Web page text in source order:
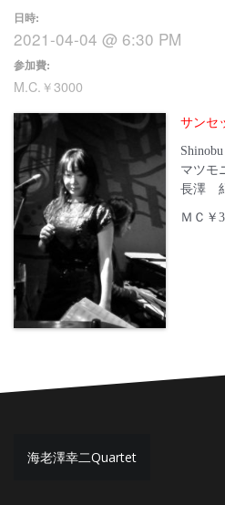
日時:
2021-04-04 @ 6:30 PM
参加費:
M.C.￥3000
サンセ
マツモ
長澤
ＭＣ￥
投
海老澤幸二Quartet